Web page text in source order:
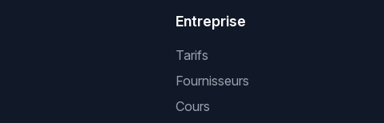
Entreprise
Tarifs
Fournisseurs
Cours